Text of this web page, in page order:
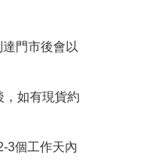
門市後會以
，如有現貨約
3個工作天內